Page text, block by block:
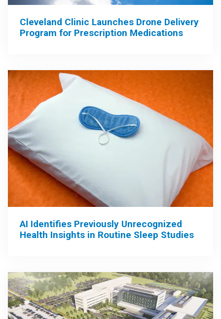
Cleveland Clinic Launches Drone Delivery
Program for Prescription Medications
AI Identifies Previously Unrecognized
Health Insights in Routine Sleep Studies